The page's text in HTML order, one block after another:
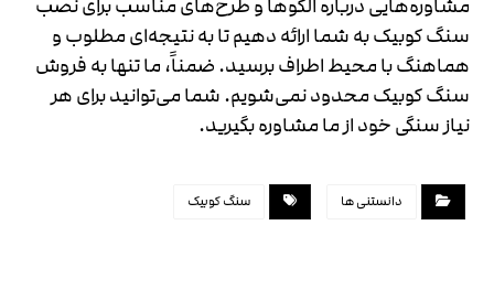
مشاوره‌هایی درباره الگوها و طرح‌های مناسب برای نصب
سنگ کوبیک به شما ارائه دهیم تا به نتیجه‌ای مطلوب و
هماهنگ با محیط اطراف برسید. ضمناً، ما تنها به فروش
سنگ کوبیک محدود نمی‌شویم. شما می‌توانید برای هر
نیاز سنگی خود از ما مشاوره بگیرید.
دانستنی ها سنگ کوبیک